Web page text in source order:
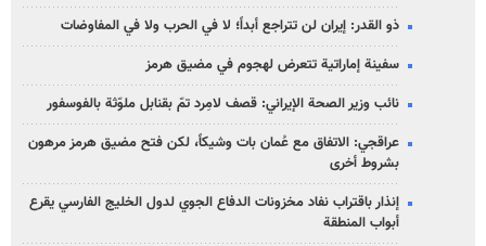
ذو القدر: إيران لن تتراجع أبداً؛ لا في الحرب ولا في المفاوضات
سفينة إماراتية تتعرض لهجوم في مضيق هرمز
نائب وزير الصحة الإيراني: قصف لامِرد تمّ بقنابل ملوّثة بالفوسفور
عراقجي: الاتفاق مع عُمان بات وشيكاً، لكن فتح مضيق هرمز مرهون
بشروط أخرى
إنذار باقتراب نفاد مخزونات الدفاع الجوي لدول الخليج الفارسي يقرع
أبواب المنطقة